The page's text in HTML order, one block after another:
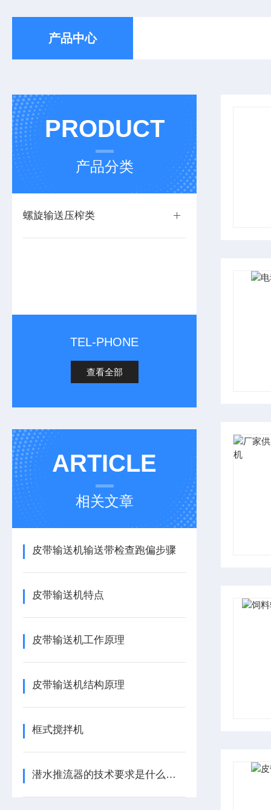
产品中心
PRODUCT
产品分类
螺旋输送压榨类
TEL-PHONE
查看全部
ARTICLE
相关文章
皮带输送机输送带检查跑偏步骤
皮带输送机特点
皮带输送机工作原理
皮带输送机结构原理
框式搅拌机
潜水推流器的技术要求是什么呢？